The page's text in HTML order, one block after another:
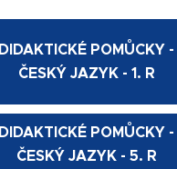
DIDAKTICKÉ POMŮCKY -
ČESKÝ JAZYK - 1. R
DIDAKTICKÉ POMŮCKY -
ČESKÝ JAZYK - 5. R